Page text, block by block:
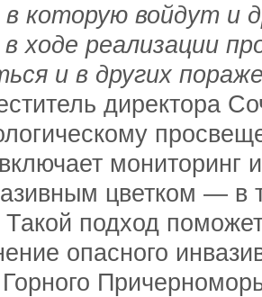
которую войдут и
ходе реализации
и в других
директора
мониторинг
цветком — в
подход
опасного